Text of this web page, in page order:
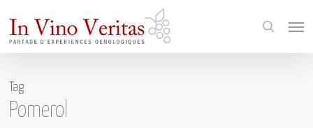
main
search
Tag
Pomerol